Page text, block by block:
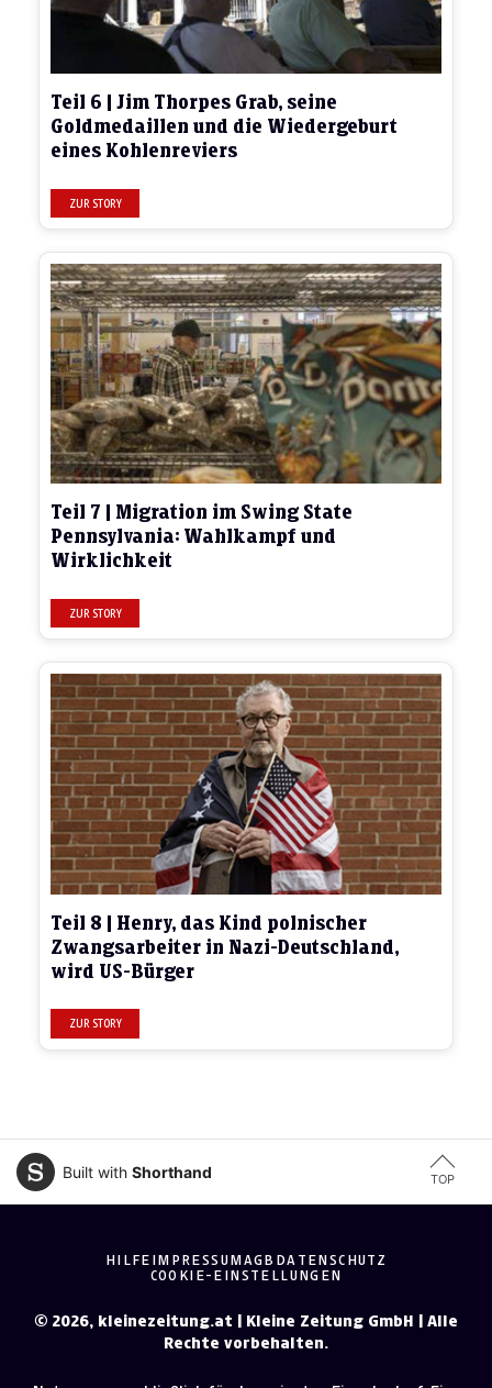
Teil 6 | Jim Thorpes Grab, seine
Goldmedaillen und die Wiedergeburt
eines Kohlenreviers
Teil 7 | Migration im Swing State
Pennsylvania: Wahlkampf und
Wirklichkeit
Teil 8 | Henry, das Kind polnischer
Zwangsarbeiter in Nazi-Deutschland,
wird US-Bürger
TOP
Built with Shorthand
HILFE IMPRESSUMAGB DATENSCHUTZ
COOKIE-EINSTELLUNGEN
© 2026 , kleinezeitung.at | Kleine Zeitung GmbH | Alle
Rechte vorbehalten.